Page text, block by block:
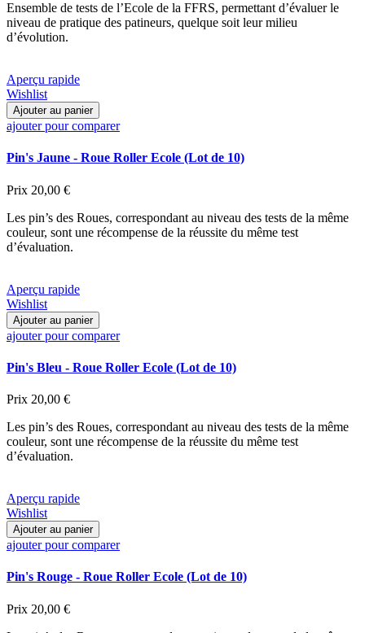
Ensemble de tests de l’Ecole de la FFRS, permettant d’évaluer le
niveau de pratique des patineurs, quelque soit leur milieu
d’évolution.
Aperçu rapide
Wishlist
Ajouter au panier
ajouter pour comparer
Pin's Jaune - Roue Roller Ecole (Lot de 10)
Prix 20,00 €
Les pin’s des Roues, correspondant au niveau des tests de la même
couleur, sont une récompense de la réussite du même test
d’évaluation.
Aperçu rapide
Wishlist
Ajouter au panier
ajouter pour comparer
Pin's Bleu - Roue Roller Ecole (Lot de 10)
Prix 20,00 €
Les pin’s des Roues, correspondant au niveau des tests de la même
couleur, sont une récompense de la réussite du même test
d’évaluation.
Aperçu rapide
Wishlist
Ajouter au panier
ajouter pour comparer
Pin's Rouge - Roue Roller Ecole (Lot de 10)
Prix 20,00 €